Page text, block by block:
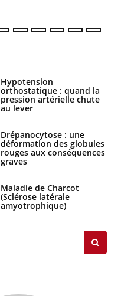
Hypotension
orthostatique : quand la
pression artérielle chute
au lever
Drépanocytose : une
déformation des globules
rouges aux conséquences
graves
Maladie de Charcot
(Sclérose latérale
amyotrophique)